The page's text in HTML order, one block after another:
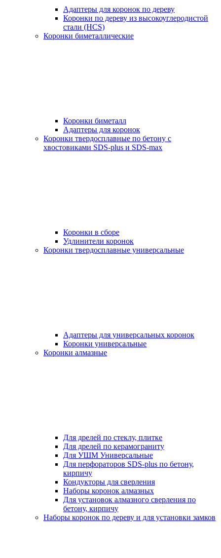
Адаптеры для коронок по дереву
Коронки по дереву из высокоуглеродистой
стали (HCS)
Коронки биметаллические
Коронки биметалл
Адаптеры для коронок
Коронки твердосплавные по бетону с
хвостовиками SDS-plus и SDS-max
Коронки в сборе
Удлинители коронок
Коронки твердосплавные универсальные
Адаптеры для универсальных коронок
Коронки универсальные
Коронки алмазные
Для дрелей по стеклу, плитке
Для дрелей по керамограниту
Для УШМ Универсальные
Для перфораторов SDS-plus по бетону,
кирпичу
Кондукторы для сверления
Наборы коронок алмазных
Для установок алмазного сверления по
бетону, кирпичу
Наборы коронок по дереву и для установки замков